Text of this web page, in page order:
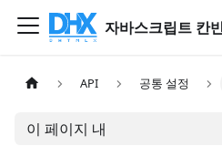
자바스크립트 칸
API 공통 설정
이 페이지 내